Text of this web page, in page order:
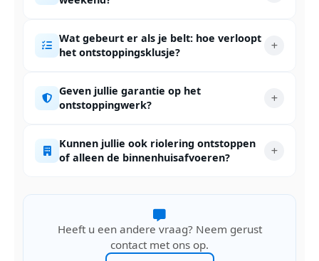
Wat gebeurt er als je belt: hoe verloopt
het ontstoppingsklusje?
Geven jullie garantie op het
ontstoppingwerk?
Kunnen jullie ook riolering ontstoppen
of alleen de binnenhuisafvoeren?
Heeft u een andere vraag? Neem gerust
contact met ons op.